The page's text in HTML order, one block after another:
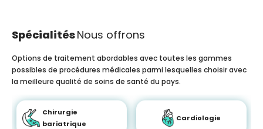
SpécialitésNous offrons
Options de traitement abordables avec toutes les gammes
possibles de procédures médicales parmi lesquelles choisir avec
la meilleure qualité de soins de santé du pays.
Chirurgie
bariatrique
Cardiologie